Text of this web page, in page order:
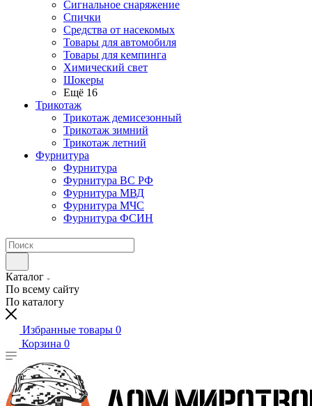
Сигнальное снаряжение
Спички
Средства от насекомых
Товары для автомобиля
Товары для кемпинга
Химический свет
Шокеры
Ещё 16
Трикотаж
Трикотаж демисезонный
Трикотаж зимний
Трикотаж летний
Фурнитура
Фурнитура
Фурнитура ВС РФ
Фурнитура МВД
Фурнитура МЧС
Фурнитура ФСИН
Каталог
По всему сайту
По каталогу
Избранные товары 0
Корзина 0